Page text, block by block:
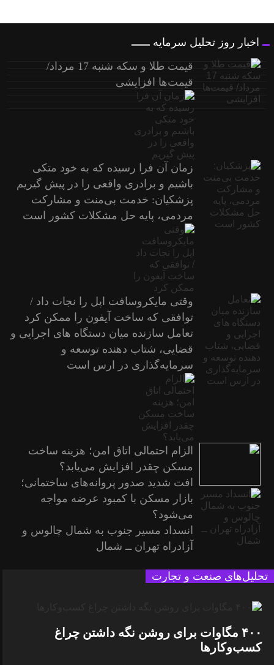
اخبار روز تحلیل سرمایه
قیمت طلا و سکه شنبه 17 مرداد/
قیمت‌ها افزایشی
زمان آن فرا رسیده که به خود متکی
باشیم و برادری واقعی را در پیش گیریم
پزشکیان: خدمت بی‌منت و مشارکت
مردمی، پایه حل مشکلات کشور است
وقتی مایکروسافت اپل را نجات داد /
توافقی که ساخت آیفون را ممکن کرد
تعامل سازنده میان دستگاه‌ های اجرایی و
قضایی، شتاب‌ دهنده توسعه و
سرمایه‌گذاری در ارس است
الزام احتمالی اتاق امن؛ هزینه ساخت
مسکن چقدر افزایش می‌یابد؟
افت شدید صدور پروانه‌های ساختمانی؛
بازار مسکن با کمبود عرضه مواجه
می‌شود؟
انسداد مسیر جنوب به شمال چالوس و
آزادراه تهران ــ شمال
تحلیل‌های صنعت و تجارت
۴۰۰ مگاوات برای روشن نگه داشتن چراغ
کسب‌وکار‌ها